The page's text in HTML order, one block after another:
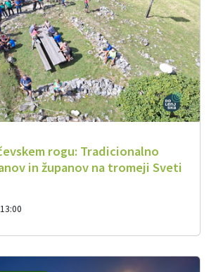
rogu: Tradicionalno
in županov na tromeji Sveti